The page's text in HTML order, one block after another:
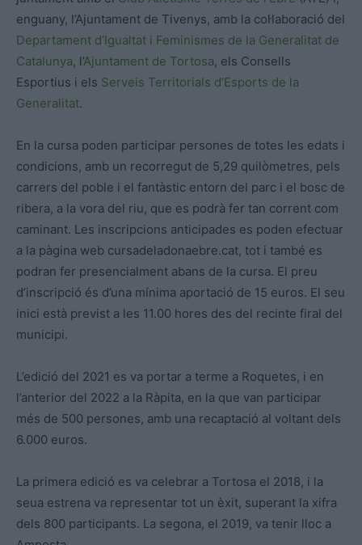
enguany, l’Ajuntament de Tivenys, amb la col·laboració del
Departament d’Igualtat i Feminismes de la Generalitat de
Catalunya, l’Ajuntament de Tortosa, els Consells
Esportius i els Serveis Territorials d’Esports de la
Generalitat.
En la cursa poden participar persones de totes les edats i
condicions, amb un recorregut de 5,29 quilòmetres, pels
carrers del poble i el fantàstic entorn del parc i el bosc de
ribera, a la vora del riu, que es podrà fer tan corrent com
caminant. Les inscripcions anticipades es poden efectuar
a la pàgina web cursadeladonaebre.cat, tot i també es
podran fer presencialment abans de la cursa. El preu
d’inscripció és d’una mínima aportació de 15 euros. El seu
inici està previst a les 11.00 hores des del recinte firal del
municipi.
L’edició del 2021 es va portar a terme a Roquetes, i en
l’anterior del 2022 a la Ràpita, en la que van participar
més de 500 persones, amb una recaptació al voltant dels
6.000 euros.
La primera edició es va celebrar a Tortosa el 2018, i la
seua estrena va representar tot un èxit, superant la xifra
dels 800 participants. La segona, el 2019, va tenir lloc a